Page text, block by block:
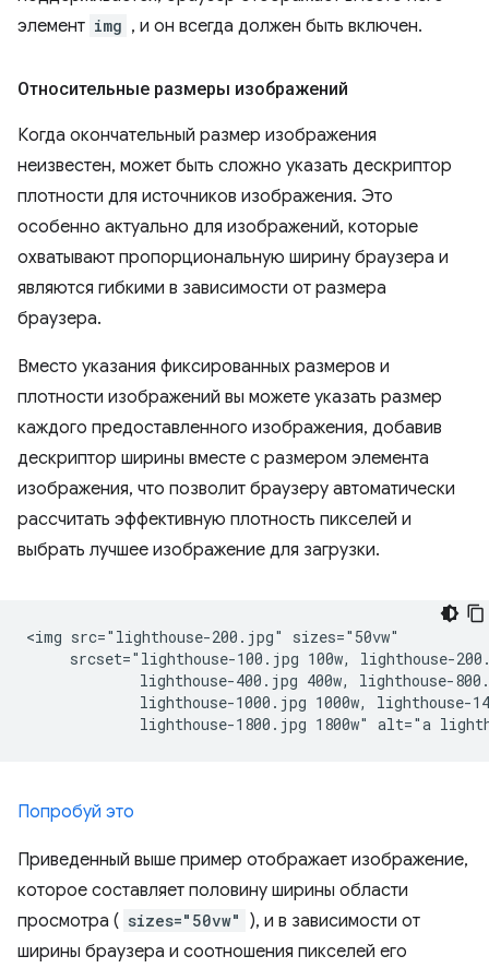
элемент img , и он всегда должен быть включен.
Относительные размеры изображений
Когда окончательный размер изображения
неизвестен, может быть сложно указать дескриптор
плотности для источников изображения. Это
особенно актуально для изображений, которые
охватывают пропорциональную ширину браузера и
являются гибкими в зависимости от размера
браузера.
Вместо указания фиксированных размеров и
плотности изображений вы можете указать размер
каждого предоставленного изображения, добавив
дескриптор ширины вместе с размером элемента
изображения, что позволит браузеру автоматически
рассчитать эффективную плотность пикселей и
выбрать лучшее изображение для загрузки.
<img src="lighthouse-200.jpg" sizes="50vw"
srcset="lighthouse-100.jpg 100w, lighthouse-
lighthouse-400.jpg 400w, lighthouse-
lighthouse-1000.jpg 1000w, lighthouse-
Попробуй это
Приведенный выше пример отображает изображение,
которое составляет половину ширины области
просмотра ( sizes="50vw" ), и в зависимости от
ширины браузера и соотношения пикселей его